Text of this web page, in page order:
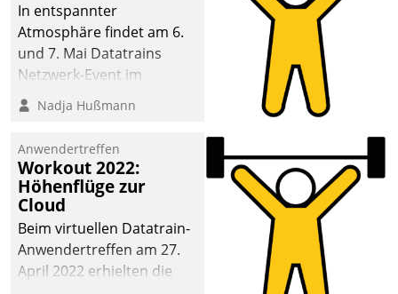
In entspannter
Atmosphäre findet am 6.
und 7. Mai Datatrains
Netzwerk-Event im
Kunden- und Partnerkreis
statt. Zentrale Frage: Wie
Mammutprojekte
meistern und Workloads
wuppen – bei zunehmend
anspruchsvollen
Aufgaben und
abnehmendem
Nadja Hußmann
Anwendertreffen
Workout 2022:
Höhenflüge zur
Cloud
Beim virtuellen Datatrain-
Anwendertreffen am 27.
April 2022 erhielten die